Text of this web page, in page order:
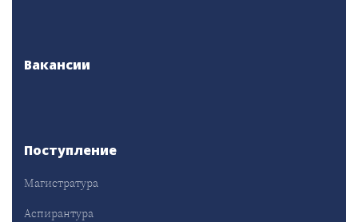
Вакансии
Поступление
Магистратура
Аспирантура